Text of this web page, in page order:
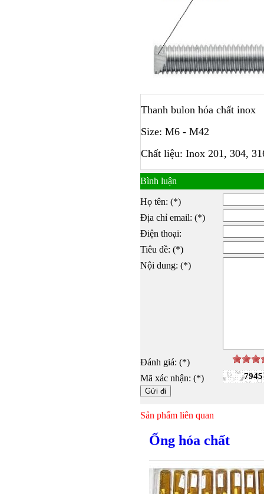
Bulong
Thanh bulon hóa chất inox
Size: M6 - M42
Chất liệu: Inox 201, 304,
Bình luận
Họ tên: (*)
Địa chỉ email: (*)
Điện thoại:
Tiêu đề: (*)
Nội dung: (*)
Đánh giá: (*)
Mã xác nhận: (*)
7945
Sản phẩm liên quan
Ống hóa chất